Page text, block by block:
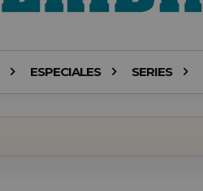
ESPECIALES SERIES